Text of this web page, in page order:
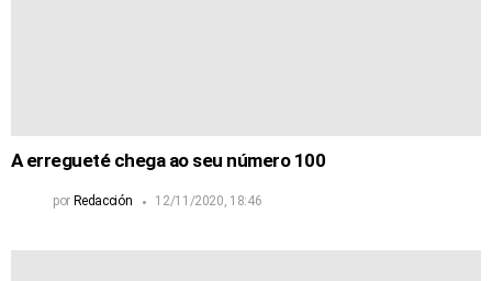
A erregueté chega ao seu número 100
por Redacción 12/11/2020, 18:46